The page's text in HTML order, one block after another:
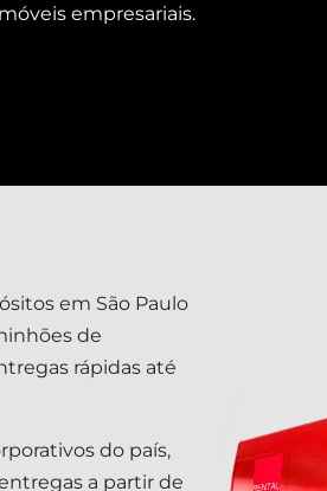
empresariais.
em São Paulo
de
rápidas até
do país,
a partir de